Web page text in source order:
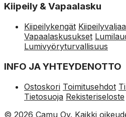
Kiipeily & Vapaalasku
Kiipeilykengät
Vapaalaskusukset
Lumivyöryturvallisuus
INFO JA YHTEYDENOTTO
Ostoskori Toimitusehdot
Tietosuoja Rekisteriseloste
© 2026 Camu Oy. Kaikki